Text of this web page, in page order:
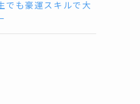
でも豪運スキルで大